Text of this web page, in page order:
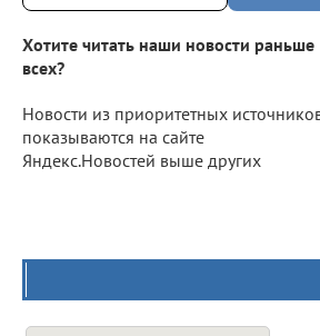
Хотите читать наши новости раньше
всех?
Новости из приоритетных
показываются на сайте
Яндекс.Новостей выше других